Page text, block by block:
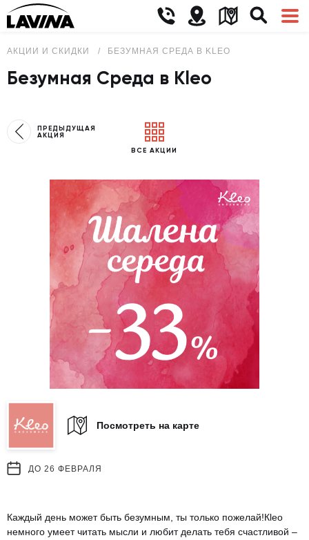
АКЦИИ И СКИДКИ БЕЗУМНАЯ СРЕДА В KLEO
Безумная Среда в Kleo
ПРЕДЫДУЩАЯ
АКЦИЯ
ВСЕ АКЦИИ
Посмотреть на карте
ДО 26 ФЕВРАЛЯ
Каждый день может быть безумным, ты только пожелай!Кleo
немного умеет читать мысли и любит делать тебя счастливой –